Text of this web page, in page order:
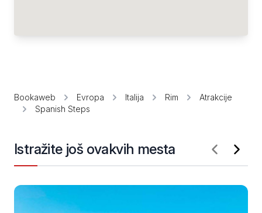
Bookaweb Evropa Italija Rim
Atrakcije
Spanish Steps
Istražite još ovakvih mesta